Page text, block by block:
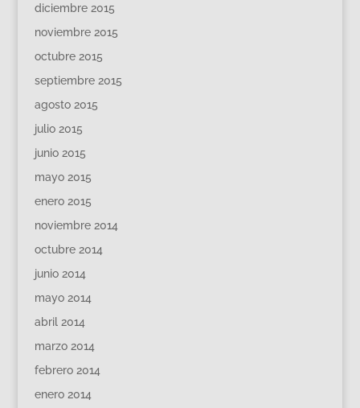
diciembre 2015
noviembre 2015
octubre 2015
septiembre 2015
agosto 2015
julio 2015
junio 2015
mayo 2015
enero 2015
noviembre 2014
octubre 2014
junio 2014
mayo 2014
abril 2014
marzo 2014
febrero 2014
enero 2014